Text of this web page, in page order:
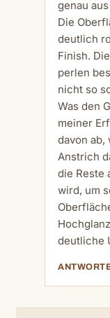
genau
Die
deutlich
Finish.
perlen
nicht so
Was den
meiner
davon ab,
Anstrich
die Reste
wird, um
deutliche